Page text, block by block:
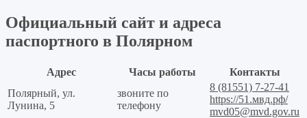
Официальный сайт и адреса
паспортного в Полярном
Адрес Часы работы
Контакты
Полярный, ул.
Лунина, 5
звоните по
телефону
8 (81551) 7-27-41
https://51.мвд.рф/
mvd05@mvd.gov.ru